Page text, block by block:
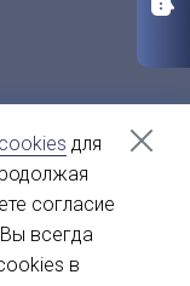
для
согласие
всегда
в